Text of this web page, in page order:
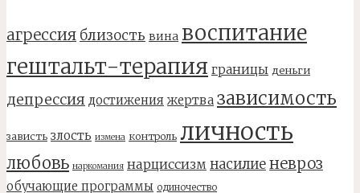
агрессия близость вина воспитание
гештальт-терапия границы деньги
депрессия достижения жертва зависимость
зависть злость измена контроль личность
любовь наркомания нарциссизм насилиеневроз
обучающие программы одиночество